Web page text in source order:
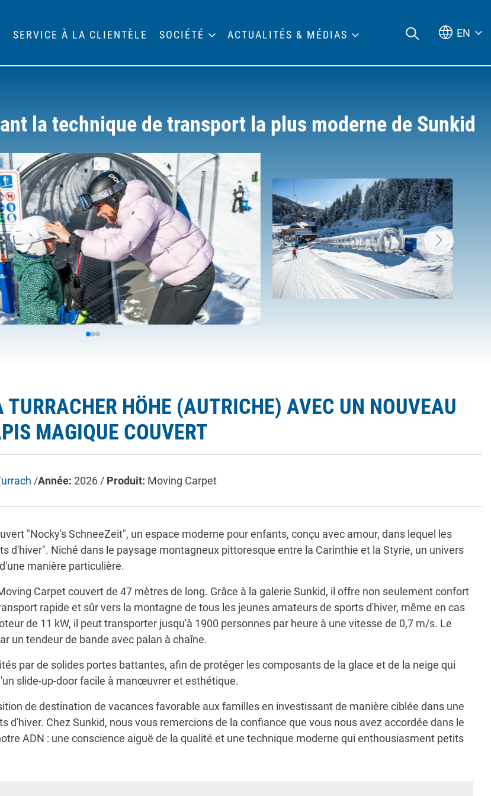
la technique de transport la plus moderne de Sunkid
HÖHE (AUTRICHE) AVEC UN NOUVEAU
MAGIQUE COUVERT
/Année: 2026 / Produit: Moving Carpet
"Nocky's SchneeZeit", un espace moderne pour enfants, conçu avec amour, dans lequel les
d'hiver". Niché dans le paysage montagneux pittoresque entre la Carinthie et la Styrie, un univers
manière particulière.
Carpet couvert de 47 mètres de long. Grâce à la galerie Sunkid, il offre non seulement confort
rapide et sûr vers la montagne de tous les jeunes amateurs de sports d'hiver, même en cas
de 11 kW, il peut transporter jusqu'à 1900 personnes par heure à une vitesse de 0,7 m/s. Le
un tendeur de bande avec palan à chaîne.
par de solides portes battantes, afin de protéger les composants de la glace et de la neige qui
slide-up-door facile à manœuvrer et esthétique.
de destination de vacances favorable aux familles en investissant de manière ciblée dans une
Chez Sunkid, nous vous remercions de la confiance que vous nous avez accordée dans le
ADN : une conscience aiguë de la qualité et une technique moderne qui enthousiasment petits
SERVICE À LA CLIENTÈLE SOCIÉTÉ ACTUALITÉS & MÉDIAS EN